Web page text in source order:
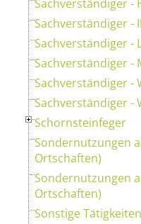
Sachverständiger -
Sachverständiger -
Sachverständiger -
Sachverständiger -
Sachverständiger -
Sachverständiger -
Schornsteinfeger
Sondernutzungen
Ortschaften)
Sondernutzungen
Ortschaften)
Sonstige Tätigkeiten